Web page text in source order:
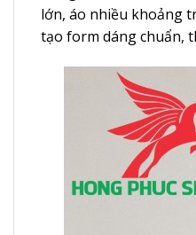
lớn, áo nhiều khoảng
tạo form dáng chuẩn,